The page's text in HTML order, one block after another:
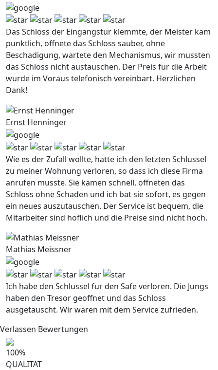
Das Schloss der Eingangstur klemmte, der Meister kam
punktlich, offnete das Schloss sauber, ohne
Beschadigung, wartete den Mechanismus, wir mussten
das Schloss nicht austauschen. Der Preis fur die Arbeit
wurde im Voraus telefonisch vereinbart. Herzlichen
Dank!
Ernst Henninger
Wie es der Zufall wollte, hatte ich den letzten Schlussel
zu meiner Wohnung verloren, so dass ich diese Firma
anrufen musste. Sie kamen schnell, offneten das
Schloss ohne Schaden und ich bat sie sofort, es gegen
ein neues auszutauschen. Der Service ist bequem, die
Mitarbeiter sind hoflich und die Preise sind nicht hoch.
Mathias Meissner
Ich habe den Schlussel fur den Safe verloren. Die Jungs
haben den Tresor geoffnet und das Schloss
ausgetauscht. Wir waren mit dem Service zufrieden.
Verlassen Bewertungen
100%
QUALITÄT